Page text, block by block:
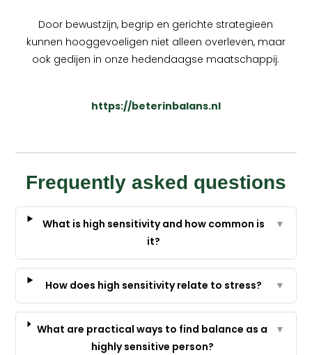
Door bewustzijn, begrip en gerichte strategieën
kunnen hooggevoeligen niet alleen overleven, maar
ook gedijen in onze hedendaagse maatschappij.
https://beterinbalans.nl
Frequently asked questions
What is high sensitivity and how common is
it?
▼
How does high sensitivity relate to stress? ▼
What are practical ways to find balance as a
highly sensitive person?
▼